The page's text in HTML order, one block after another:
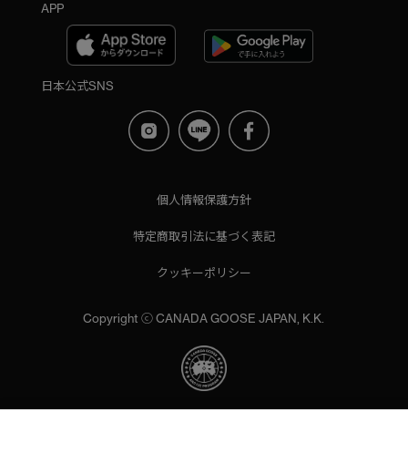
APP
日本公式SNS
個人情報保護方針
特定商取引法に基づく表記
クッキーポリシー
Copyright ⓒ CANADA GOOSE JAPAN, K.K.